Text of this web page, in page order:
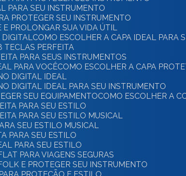
PARA SEU INSTRUMENTO
PROTEGER SEU INSTRUMENTO
E PROLONGAR SUA VIDA ÚTIL
DIGITAL
COMO ESCOLHER A CAPA IDEAL
TECLAS PERFEITA
PARA SEUS INSTRUMENTOS
PARA VOCÊ
COMO ESCOLHER A CAPA
DIGITAL IDEAL
DIGITAL IDEAL PARA SEU INSTRUMENTO
SEU EQUIPAMENTO
COMO ESCOLHER A
PARA SEU ESTILO
PARA SEU ESTILO MUSICAL
SEU ESTILO MUSICAL
PARA SEU ESTILO
PARA SEU ESTILO
PARA VIAGENS SEGURAS
E PROTEGER SEU INSTRUMENTO